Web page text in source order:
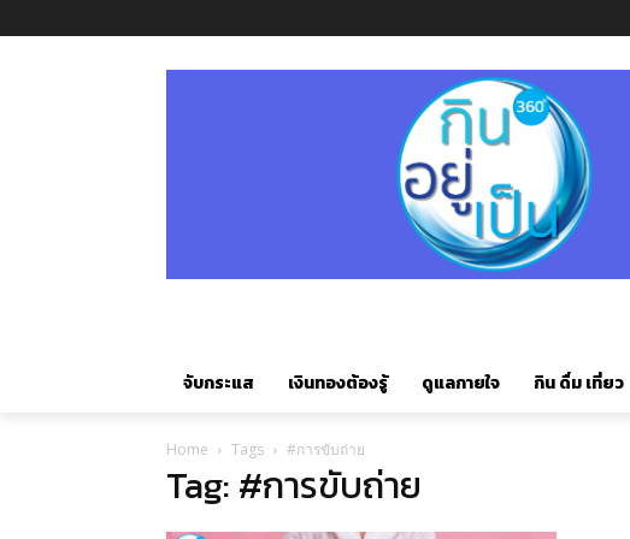
จับกระแส เงินทองต้องรู้ ดูแลกายใจ กิน ดื่ม เที่ยว
Home Tags #การขับถ่าย
Tag: #การขับถ่าย